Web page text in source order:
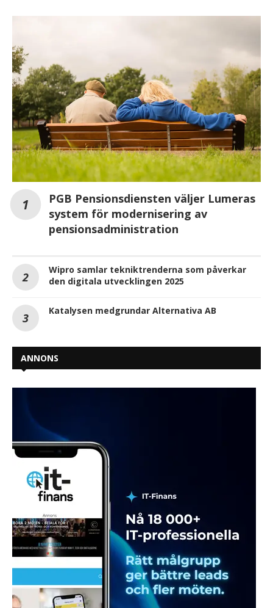
PGB Pensionsdiensten väljer Lumeras
system för modernisering av
pensionsadministration
Wipro samlar tekniktrenderna som påverkar
den digitala utvecklingen 2025
Katalysen medgrundar Alternativa AB
ANNONS